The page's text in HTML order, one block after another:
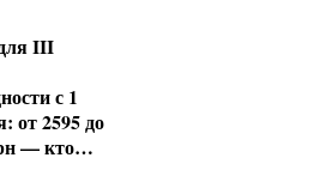
данные
III
с 1
от 2595 до
— кто